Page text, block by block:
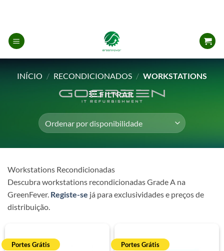
content
INÍCIO / RECONDICIONADOS / WORKSTATIONS
FILTRAR
Workstations Recondicionadas
Descubra workstations recondicionadas Grade A na
GreenFever. Registe-se já para exclusividades e preços de
distribuição.
Portes Grátis Portes Grátis